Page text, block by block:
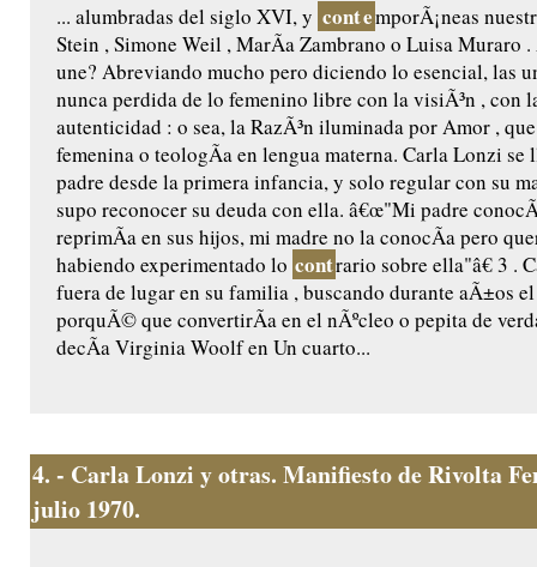
... alumbradas del siglo XVI, y contemporÃ¡neas
Stein , Simone Weil , MarÃ­a Zambrano o Luisa Muraro
une? Abreviando mucho pero diciendo lo esencial, las
nunca perdida de lo femenino libre con la visiÃ³n , con
autenticidad : o sea, la RazÃ³n iluminada por Amor ,
femenina o teologÃ­a en lengua materna. Carla Lonzi se
padre desde la primera infancia, y solo regular con su
supo reconocer su deuda con ella. â€œ"Mi padre
reprimÃ­a en sus hijos, mi madre no la conocÃ­a pero
habiendo experimentado lo contrario sobre ella"â€ 3 .
fuera de lugar en su familia , buscando durante aÃ±os
porquÃ© que convertirÃ­a en el nÃºcleo o pepita de
decÃ­a Virginia Woolf en Un cuarto...
4. - Carla Lonzi y otras. Manifiesto de Rivolta
julio 1970.